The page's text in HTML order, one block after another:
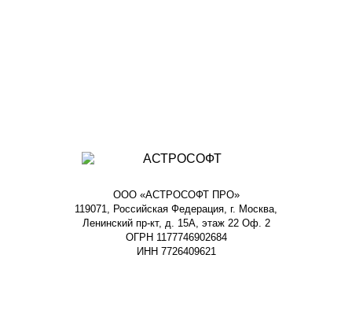
ООО «АСТРОСОФТ ПРО»
119071, Российская Федерация, г. Москва,
Ленинский пр-кт, д. 15А, этаж 22 Оф. 2
ОГРН 1177746902684
ИНН 7726409621